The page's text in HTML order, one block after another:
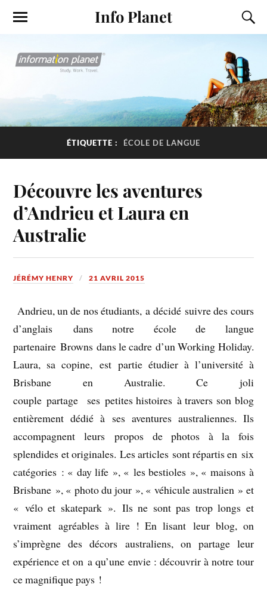
Info Planet
ÉTIQUETTE : ÉCOLE DE LANGUE
Découvre les aventures
d’Andrieu et Laura en
Australie
JÉRÉMY HENRY 21 AVRIL 2015
Andrieu, un de nos étudiants, a décidé suivre des cours
d’anglais dans notre école de langue
partenaire Browns dans le cadre d’un Working Holiday.
Laura, sa copine, est partie étudier à l’université à
Brisbane en Australie. Ce joli
couple partage ses petites histoires à travers son blog
entièrement dédié à ses aventures australiennes. Ils
accompagnent leurs propos de photos à la fois
splendides et originales. Les articles sont répartis en six
catégories : « day life », « les bestioles », « maisons à
Brisbane », « photo du jour », « véhicule australien » et
« vélo et skatepark ». Ils ne sont pas trop longs et
vraiment agréables à lire ! En lisant leur blog, on
s’imprègne des décors australiens, on partage leur
expérience et on a qu’une envie : découvrir à notre tour
ce magnifique pays !